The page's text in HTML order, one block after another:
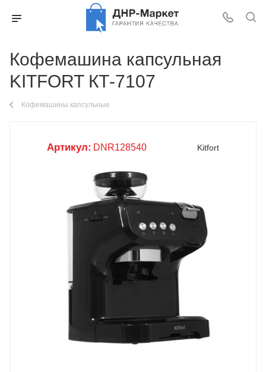
Кофемашина капсульная
KITFORT КТ-7107
Кофемашины капсульные
Артикул: DNR128540 Kitfort